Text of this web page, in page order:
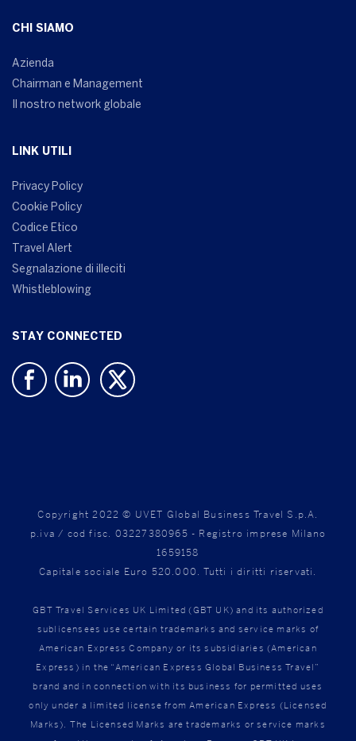
CHI SIAMO
Azienda
Chairman e Management
Il nostro network globale
LINK UTILI
Privacy Policy
Cookie Policy
Codice Etico
Travel Alert
Segnalazione di illeciti
Whistleblowing
STAY CONNECTED
Copyright 2022 © UVET Global Business Travel S.p.A.
p.iva / cod fisc. 03227380965 - Registro imprese Milano
1659158
Capitale sociale Euro 520.000. Tutti i diritti riservati.
GBT Travel Services UK Limited (GBT UK) and its authorized
sublicensees use certain trademarks and service marks of
American Express Company or its subsidiaries (American
Express) in the “American Express Global Business Travel”
brand and in connection with its business for permitted uses
only under a limited license from American Express (Licensed
Marks). The Licensed Marks are trademarks or service marks